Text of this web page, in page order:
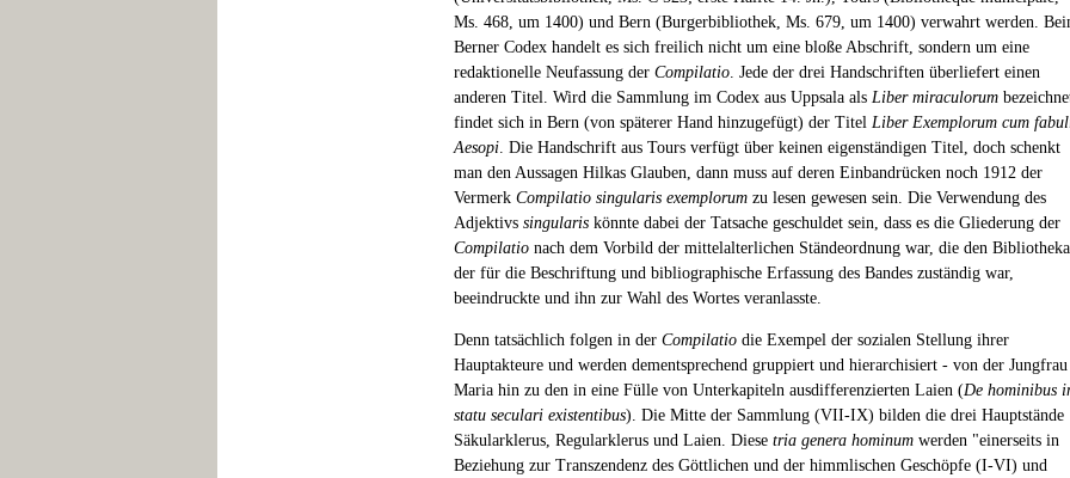
Ms. 468, um 1400) und Bern (Burgerbibliothek, Ms. 679, um 1400) verwahrt werden.
Berner Codex handelt es sich freilich nicht um eine bloße Abschrift, sondern um eine
redaktionelle Neufassung der Compilatio. Jede der drei Handschriften überliefert einen
anderen Titel. Wird die Sammlung im Codex aus Uppsala als Liber miraculorum
findet sich in Bern (von späterer Hand hinzugefügt) der Titel Liber Exemplorum cum
Aesopi. Die Handschrift aus Tours verfügt über keinen eigenständigen Titel, doch schenkt
man den Aussagen Hilkas Glauben, dann muss auf deren Einbandrücken noch 1912 der
Vermerk Compilatio singularis exemplorum zu lesen gewesen sein. Die Verwendung des
Adjektivs singularis könnte dabei der Tatsache geschuldet sein, dass es die Gliederung der
Compilatio nach dem Vorbild der mittelalterlichen Ständeordnung war, die den
der für die Beschriftung und bibliographische Erfassung des Bandes zuständig war,
beeindruckte und ihn zur Wahl des Wortes veranlasste.
Denn tatsächlich folgen in der Compilatio die Exempel der sozialen Stellung ihrer
Hauptakteure und werden dementsprechend gruppiert und hierarchisiert - von der Jungfrau
Maria hin zu den in eine Fülle von Unterkapiteln ausdifferenzierten Laien (De hominibus
statu seculari existentibus). Die Mitte der Sammlung (VII-IX) bilden die drei Hauptstände
Säkularklerus, Regularklerus und Laien. Diese tria genera hominum werden "einerseits in
Beziehung zur Transzendenz des Göttlichen und der himmlischen Geschöpfe (I-VI) und